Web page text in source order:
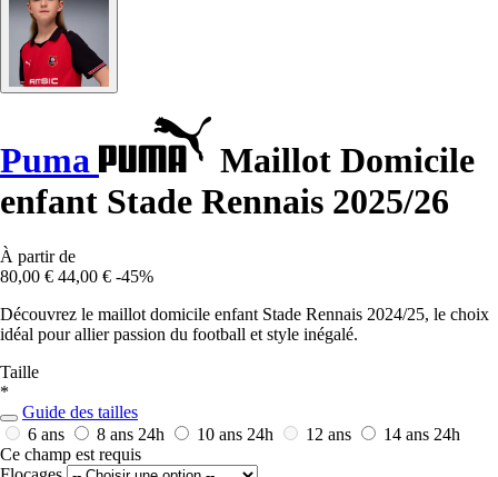
Puma
Maillot Domicile
enfant Stade Rennais 2025/26
À partir de
80,00 € 44,00 € -45%
Découvrez le maillot domicile enfant Stade Rennais 2024/25, le choix
idéal pour allier passion du football et style inégalé.
Taille
*
Guide des tailles
6 ans
8 ans 24h 10 ans 24h 12 ans 14 ans 24h
Ce champ est requis